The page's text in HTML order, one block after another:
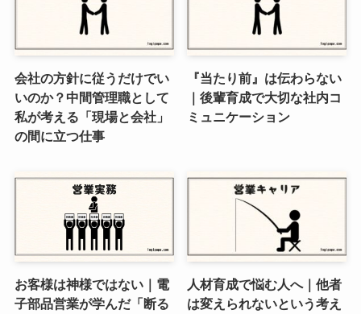
会社の方針に従うだけでい
いのか？中間管理職として
私が考える「現場と会社」
の間に立つ仕事
『当たり前』は伝わらない
｜後輩育成で大切な社内コ
ミュニケーション
お客様は神様ではない｜電
子部品営業が学んだ「断る
人材育成で悩む人へ｜他者
は変えられないという考え